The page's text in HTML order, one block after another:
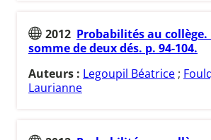
2012 Probabilités au collège.
somme de deux dés. p. 94-104.
Auteurs : Legoupil Béatrice ;
Laurianne